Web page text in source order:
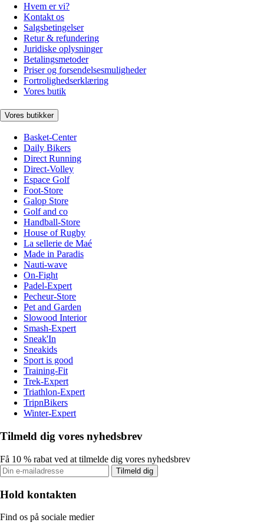
Hvem er vi?
Kontakt os
Salgsbetingelser
Retur & refundering
Juridiske oplysninger
Betalingsmetoder
Priser og forsendelsesmuligheder
Fortrolighedserklæring
Vores butik
Vores butikker
Basket-Center
Daily Bikers
Direct Running
Direct-Volley
Espace Golf
Foot-Store
Galop Store
Golf and co
Handball-Store
House of Rugby
La sellerie de Maé
Made in Paradis
Nauti-wave
On-Fight
Padel-Expert
Pecheur-Store
Pet and Garden
Slowood Interior
Smash-Expert
Sneak'In
Sneakids
Sport is good
Training-Fit
Trek-Expert
Triathlon-Expert
TripnBikers
Winter-Expert
Tilmeld dig vores nyhedsbrev
Få 10 % rabat ved at tilmelde dig vores nyhedsbrev
Tilmeld dig
Hold kontakten
Find os på sociale medier